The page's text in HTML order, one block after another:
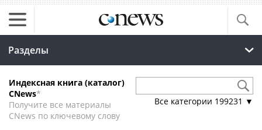
Разделы
Индексная книга (каталог)
CNews*
Получите все материалы
CNews по ключевому слову
Все категории 199231 ▼